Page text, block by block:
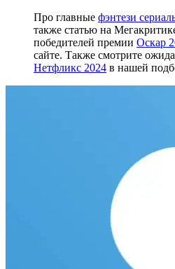
Про главные фэнтези
также статью на
победителей премии Оскар
сайте. Также смотрите
Нетфликс 2024 в нашей